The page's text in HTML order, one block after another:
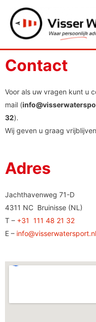
Contact
Voor als uw vragen kunt u
mail (
32).
Wij geven u graag
Adres
Jachthavenweg 71-D
4311 NC Bruinisse (NL)
T – +31 111 48 21 32
E – info@visserwatersport.nl